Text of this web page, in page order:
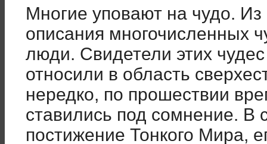
Многие уповают на чудо.
описания многочисленных
люди. Свидетели этих
относили в область
нередко, по прошествии
ставились под сомнение. В
постижение Тонкого Мира,